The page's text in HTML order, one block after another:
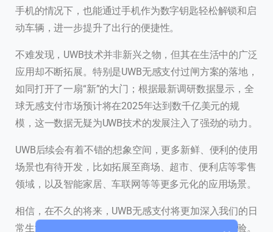
手机的情况下，也能通过手机作为数字钥匙轻松解锁和启
动车辆，进一步提升了出行的便捷性。
不难发现，UWB技术并非新兴之物，但其在生活中的广泛
应用却不断拓展。特别是UWB无感支付过闸方案的落地，
如同打开了一扇“新”的大门；根据最新调研数据显示，全
球无感支付市场预计将在2025年达到数千亿美元的规
模，这一数据无疑为UWB技术的发展注入了强劲的动力。
UWB后续会有着不错的想象空间，更多新鲜、便利的使用
场景也有待开发，比如拓展至商场、超市、便利店等零售
领域，以及智能家居、车联网等等更多元化的应用场景。
相信，在不久的将来，UWB无感支付将更加深入我们的日
常生活，为我们带来更加智能、高效、便捷的支付体验。
联系我们
China
+86
+86
0 / 20